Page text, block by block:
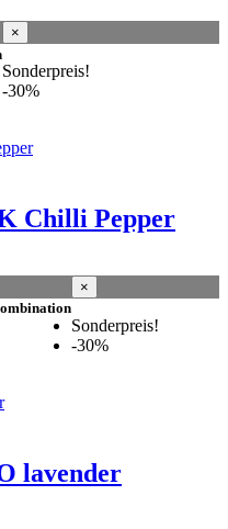
×
Sonderpreis!
-30%
Chilli Pepper
×
Sonderpreis!
-30%
lavender